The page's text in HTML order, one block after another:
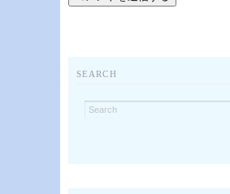
SEARCH